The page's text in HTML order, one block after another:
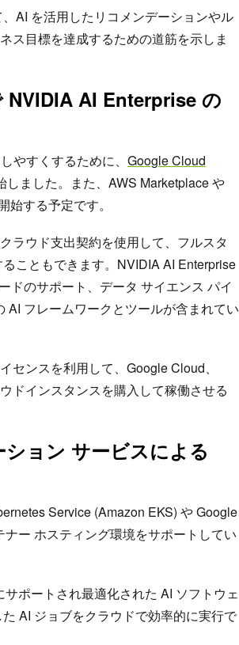
AI を活用したリコメンデーションやル
ス目標を達成するための道筋を示しま
NVIDIA AI Enterprise の
やすくするために、 Google Cloud
ました。また、AWS Marketplace や
する予定です。
ラウド支出契約を使用して、フルスタ
こともできます。NVIDIA AI Enterprise
ドのサポート、データ サイエンス パイ
AI フレームワークとツールが含まれてい
センスを利用して、Google Cloud、
ドインスタンスを購入して稼働させる
ョン サービスによる
Service (Amazon EKS) や Google
ー ホスティング環境をサポートしてい
ポートされ最適化された AI ソフトウェ
AI ジョブをクラウドで効率的に実行で